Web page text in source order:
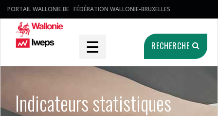
PORTAIL WALLONIE.BE FÉDÉRATION WALLONIE-BRUXELLES
☰ RECHERCHE
Indicateurs statistiques